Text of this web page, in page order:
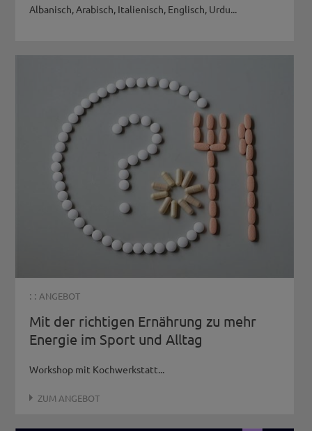
Albanisch, Arabisch, Italienisch, Englisch, Urdu...
: : ANGEBOT
Mit der richtigen Ernährung zu mehr
Energie im Sport und Alltag
Workshop mit Kochwerkstatt...
ZUM ANGEBOT